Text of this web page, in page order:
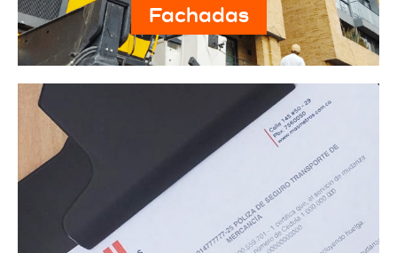
Fachadas